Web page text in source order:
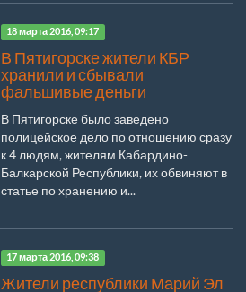
18 марта 2016, 09:17
В Пятигорске жители КБР
хранили и сбывали
фальшивые деньги
В Пятигорске было заведено
полицейское дело по отношению сразу
к 4 людям, жителям Кабардино-
Балкарской Республики, их обвиняют в
статье по хранению и...
17 марта 2016, 09:38
Жители республики Марий Эл